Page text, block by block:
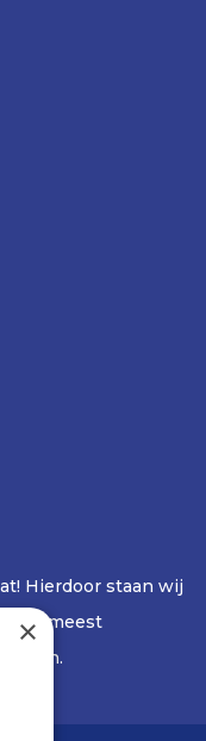
Hierdoor staan wij
de meest
×